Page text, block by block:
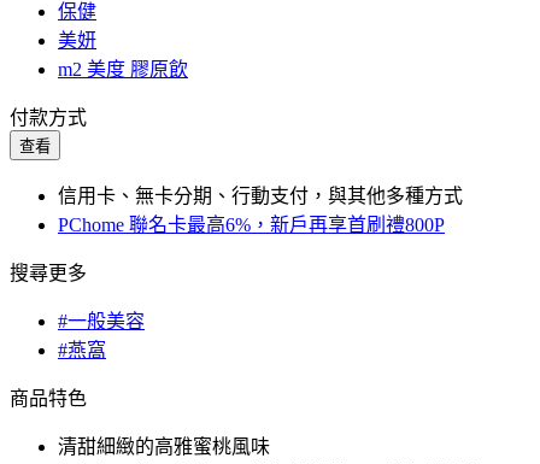
保健
美妍
m2 美度 膠原飲
付款方式
查看
信用卡、無卡分期、行動支付，與其他多種方式
PChome 聯名卡最高6%，新戶再享首刷禮800P
搜尋更多
#一般美容
#燕窩
商品特色
清甜細緻的高雅蜜桃風味